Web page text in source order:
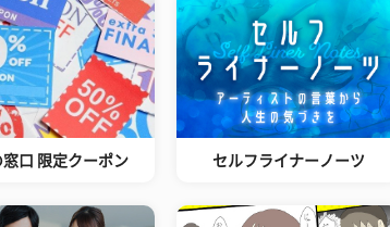
口 限定クーポン セルフライナーノーツ